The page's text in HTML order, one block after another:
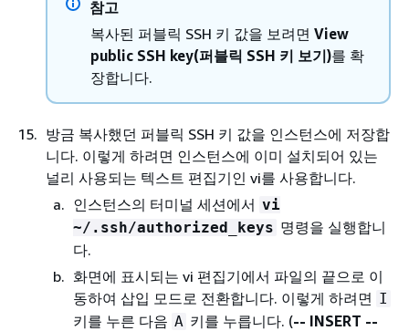
참고
복사된 퍼블릭 SSH 키 값을 보려면 View
public SSH key(퍼블릭 SSH 키 보기)를 확
장합니다.
방금 복사했던 퍼블릭 SSH 키 값을 인스턴스에 저장합
니다. 이렇게 하려면 인스턴스에 이미 설치되어 있는
널리 사용되는 텍스트 편집기인 vi를 사용합니다.
인스턴스의 터미널 세션에서 vi
~/.ssh/authorized_keys 명령을 실행합니
다.
화면에 표시되는 vi 편집기에서 파일의 끝으로 이
동하여 삽입 모드로 전환합니다. 이렇게 하려면 I
키를 누른 다음 A 키를 누릅니다. (-- INSERT --